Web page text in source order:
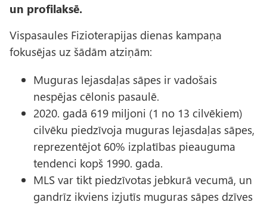
un profilaksē.
Vispasaules Fizioterapijas dienas kampaņa
fokusējas uz šādām atziņām:
Muguras lejasdaļas sāpes ir vadošais
nespējas cēlonis pasaulē.
2020. gadā 619 miljoni (1 no 13 cilvēkiem)
cilvēku piedzīvoja muguras lejasdaļas sāpes,
reprezentējot 60% izplatības pieauguma
tendenci kopš 1990. gada.
MLS var tikt piedzīvotas jebkurā vecumā, un
gandrīz ikviens izjutīs muguras sāpes dzīves